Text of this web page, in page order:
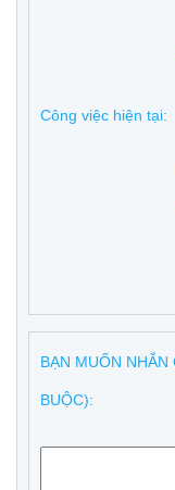
Công việc hiện tại:
BẠN MUỐN
BUỘC):